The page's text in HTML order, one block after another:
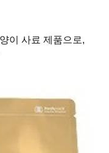
이 사료 제품으로,